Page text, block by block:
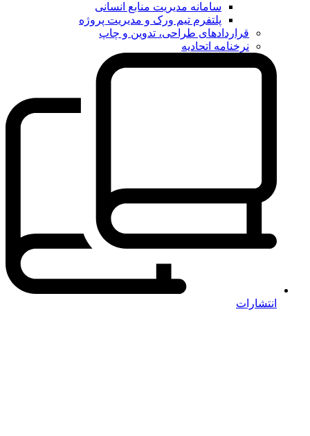
سامانه مدیریت منابع انسانی
پلتفرم تیم ورک و مدیریت پروژه
قراردادهای طراحی، تدوین و چاپ
نرخنامه اتحادیه
انتشارات